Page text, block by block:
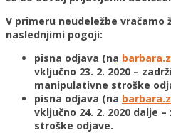
V primeru neudeležbe vračamo
naslednjimi pogoji:
pisna odjava (na
vključno 23. 2. 2020 –
manipulativne stroške
pisna odjava (na
vključno 24. 2. 2020 dalje
stroške odjave.